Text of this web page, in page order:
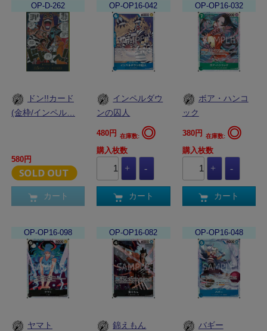
OP-D-262
ドン!!カード
(金枠/インペル…
580円
カート
OP-OP16-042
インペルダウ
ンの囚人
480円 在庫数: ◎
購入枚数
カート
OP-OP16-032
ボア・ハンコ
ック
380円 在庫数: ◎
購入枚数
カート
OP-OP16-098
ヤマト
OP-OP16-082
錦えもん
OP-OP16-048
バギー